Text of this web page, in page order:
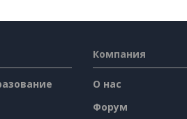
Компания
О нас
Форум